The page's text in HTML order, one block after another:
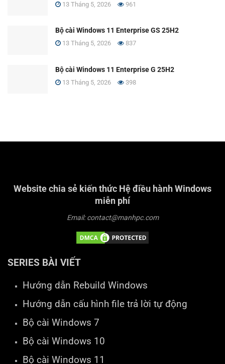
13 Tháng 5, 2026 961
Bộ cài Windows 11 Enterprise GS 25H2
13 Tháng 5, 2026 837
Bộ cài Windows 11 Enterprise G 25H2
13 Tháng 5, 2026 398
Website chia sẻ kiến thức Hệ điều hành Windows
miễn phí
Email: contact@manhpc.com
SERIES BÀI VIẾT
Hướng dẫn Rebuild Windows
Hướng dẫn cấu hình file trả lời tự động
Bộ cài Windows 7
Bộ cài Windows 10
Bộ cài Windows 11